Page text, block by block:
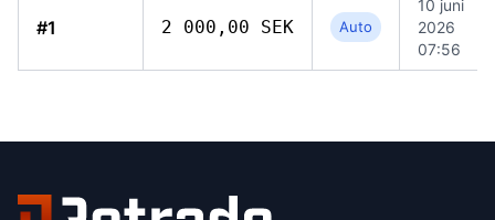
#1 2 000,00 SEK Auto
10 juni
2026
07:56